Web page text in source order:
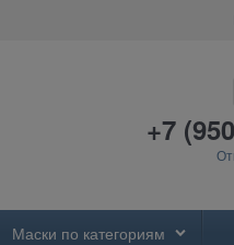
+7
Маски по категориям